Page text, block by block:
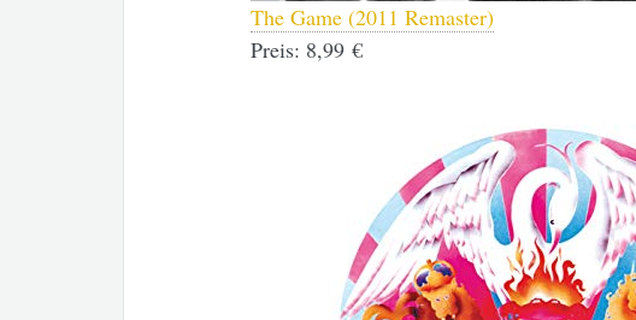
The Game (2011 Remaster)
Preis: 8,99 €